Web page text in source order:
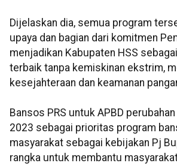
Dijelaskan dia, semua program
upaya dan bagian dari komitmen
menjadikan Kabupaten HSS
terbaik tanpa kemiskinan ekstrim,
kesejahteraan dan keamanan
Bansos PRS untuk APBD
2023 sebagai prioritas program
masyarakat sebagai kebijakan Pj
rangka untuk membantu